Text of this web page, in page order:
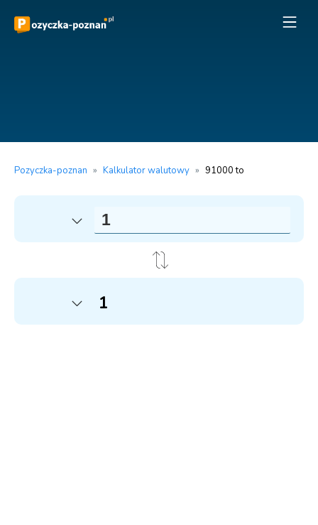
Pozyczka-poznan » Kalkulator walutowy » 91000 to
1